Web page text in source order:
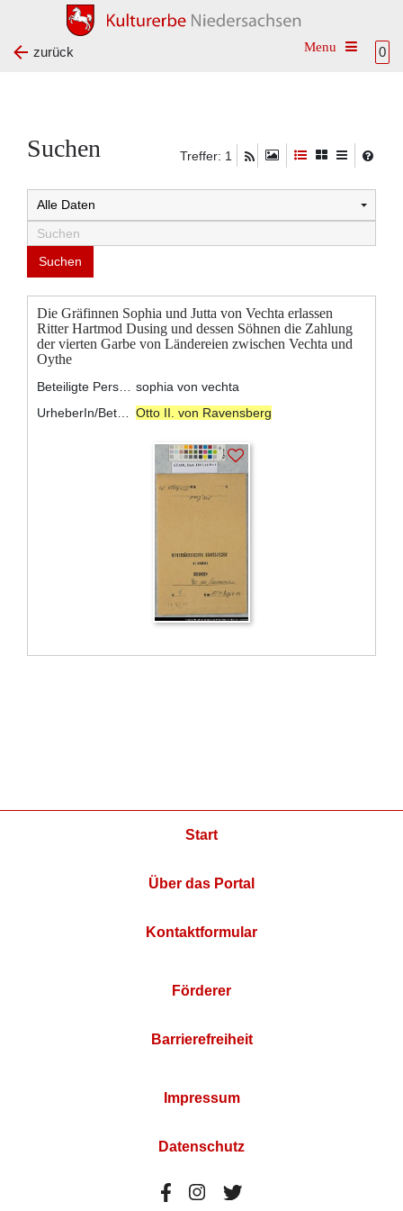
0
Toggle
zurück
Suchen Treffer: 1
Die Gräfinnen Sophia und Jutta von Vechta erlassen
Ritter Hartmod Dusing und dessen Söhnen die Zahlung
der vierten Garbe von Ländereien zwischen Vechta und
Oythe
sophia von vechta
Otto II. von Ravensberg
Start
Über das Portal
Kontaktformular
Förderer
Barrierefreiheit
Impressum
Datenschutz